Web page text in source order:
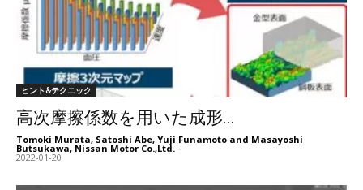
ヒント&テクニック
高次摩擦係数を用いた成形...
Tomoki Murata, Satoshi Abe, Yuji Funamoto and Masayoshi
Butsukawa, Nissan Motor Co.,Ltd. -
2022-01-20